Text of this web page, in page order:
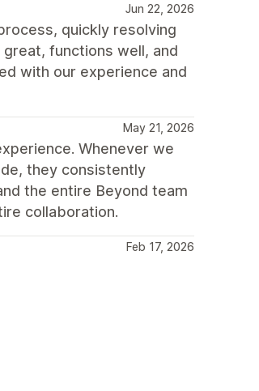
Jun 22, 2026
quickly resolving
functions well, and
with our experience and
May 21, 2026
Whenever we
they consistently
the entire Beyond team
collaboration.
Feb 17, 2026